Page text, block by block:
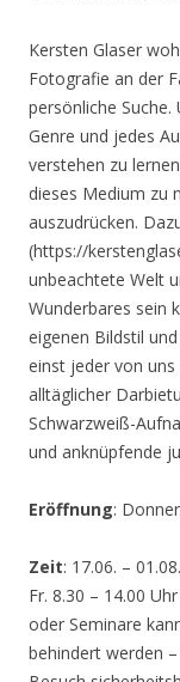
Kersten Glaser
Fotografie an der
persönliche
Genre und jedes
verstehen zu
dieses Medium zu
auszudrücken.
(https://
unbeachtete Welt
Wunderbares sein
eigenen Bildstil
einst jeder von
alltäglicher
Schwarzweiß-
und anknüpfende
Eröffnung:
Zeit: 17.06. –
Fr. 8.30 – 14.00
oder Seminare
behindert werden